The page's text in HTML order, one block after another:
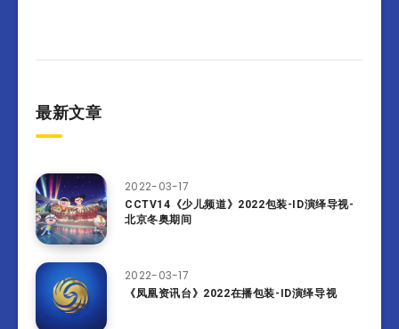
最新文章
2022-03-17
CCTV14《少儿频道》2022包装-ID演绎导视-
北京冬奥期间
2022-03-17
《凤凰资讯台》2022在播包装-ID演绎导视